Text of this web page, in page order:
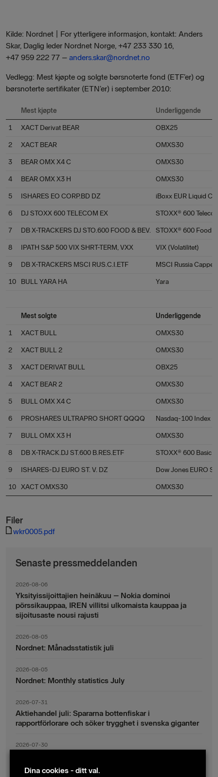
Kilde: Nordnet | For ytterligere informasjon, kontakt: Anders
Skar, Daglig leder Nordnet Norge, +47 233 330 16,
+47 959 222 77 – anders.skar@nordnet.no
Vedlegg: Mest kjøpte og solgte børsnoterte fond (ETF’er) og
børsnoterte sertifikater (ETN’er) i september 2010:
Mest kjøpte Underliggende
1 XACT Derivat BEAR OBX25
2 XACT BEAR OMXS30
3 BEAR OMX X4 C OMXS30
4 BEAR OMX X3 H OMXS30
5 ISHARES EO CORP.BD DZ iBoxx EUR Liquid
6 DJ STOXX 600 TELECOM EX STOXX® 600
7 DB X-TRACKERS DJ STO.600 FOOD & BEV. STOXX® 600 Food
8 IPATH S&P 500 VIX SHRT-TERM, VXX VIX (Volatilitet)
9 DB X-TRACKERS MSCI RUS.C.I.ETF MSCI Russia
10 BULL YARA HA Yara
Mest solgte Underliggende
1 XACT BULL OMXS30
2 XACT BULL 2 OMXS30
3 XACT DERIVAT BULL OBX25
4 XACT BEAR 2 OMXS30
5 BULL OMX X4 C OMXS30
6 PROSHARES ULTRAPRO SHORT QQQQ Nasdaq-100 Index
7 BULL OMX X3 H OMXS30
8 DB X-TRACK.DJ ST.600 B.RES.ETF STOXX® 600 Basic
9 ISHARES-DJ EURO ST. V. DZ Dow Jones EURO
10 XACT OMXS30 OMXS30
Filer
wkr0005.pdf
Senaste pressmeddelanden
2026-08-06
Yksityissijoittajien heinäkuu – Nokia dominoi
pörssikauppaa, IREN villitsi ulkomaista kauppaa ja
sijoitusaste nousi rajusti
2026-08-05
Nordnet: Månadsstatistik juli
2026-08-05
Nordnet: Monthly statistics July
2026-07-31
Aktiehandel juli: Spararna bottenfiskar i
rapportförlorare och söker trygghet i svenska giganter
2026-07-30
indexsparandet ligger fast
Dina cookies - ditt val.